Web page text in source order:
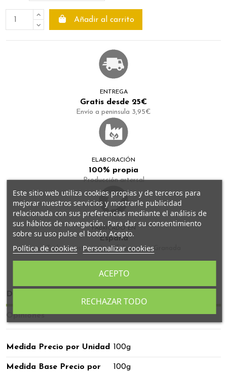
Añadir al carrito
ENTREGA
Gratis desde 25€
Envío a peninsula 3,95€
ELABORACIÓN
100% propia
Producción artersal
FABRICADO EN
España
Todos nuestros tés se fabrican en Granada
Detalles del producto
Opiniones
Medida Precio por Unidad 100g
Medida Base Precio por
100g
Este sitio web utiliza cookies propias y de terceros para
mejorar nuestros servicios y mostrarle publicidad
relacionada con sus preferencias mediante el análisis de
sus hábitos de navegación. Para dar su consentimiento
sobre su uso pulse el botón Acepto.
Política de cookies Personalizar cookies
RECHAZAR TODO
ACEPTO